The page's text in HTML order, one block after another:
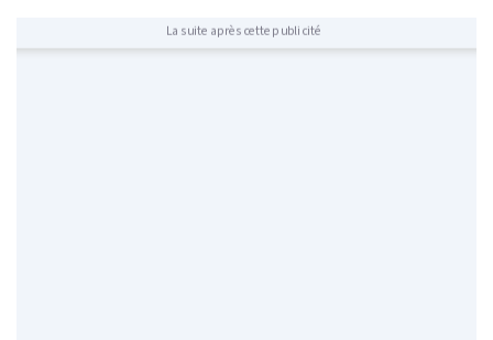
La suite après cette publicité